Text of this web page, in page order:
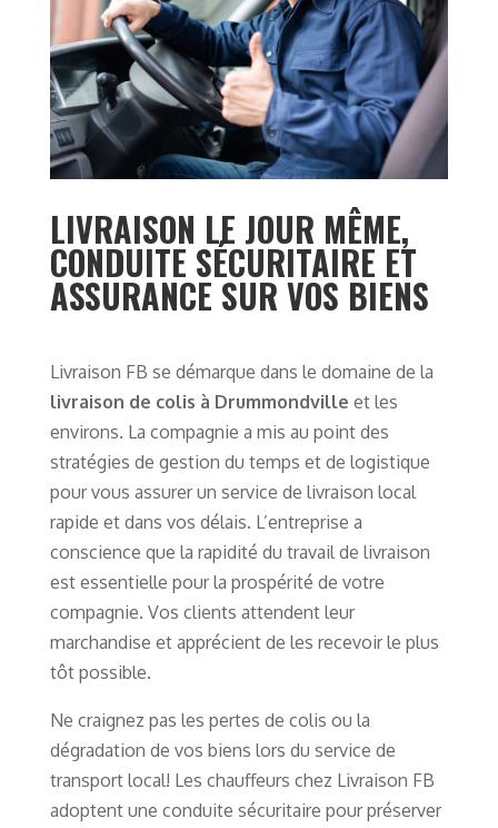
LIVRAISON LE JOUR MÊME,
CONDUITE SÉCURITAIRE ET
ASSURANCE SUR VOS BIENS
Livraison FB se démarque dans le domaine de la
livraison de colis à Drummondville et les
environs. La compagnie a mis au point des
stratégies de gestion du temps et de logistique
pour vous assurer un service de livraison local
rapide et dans vos délais. L’entreprise a
conscience que la rapidité du travail de livraison
est essentielle pour la prospérité de votre
compagnie. Vos clients attendent leur
marchandise et apprécient de les recevoir le plus
tôt possible.
Ne craignez pas les pertes de colis ou la
dégradation de vos biens lors du service de
transport local! Les chauffeurs chez Livraison FB
adoptent une conduite sécuritaire pour préserver